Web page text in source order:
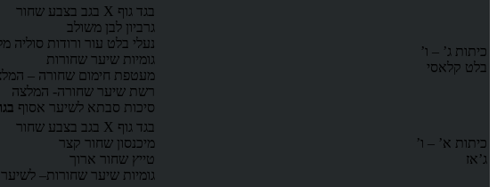
כיתות ג’ – ו’
בלט קלאסי
בגד גוף X בגב בצבע שחור
גרביון לבן משולב
נעלי בלט עור ורודות סוליה
גומיות שיער שחורות
מעטפת חימום שחורה –
רשת שיער שחורה- המלצה
סיכות סבתא לשיער אסוף
כיתות א’ – ו’
ג’אז
בגד גוף X בגב בצבע שחור
מיכנסון שחור קצר
טייץ שחור ארוך
גומיות שיער שחורות–